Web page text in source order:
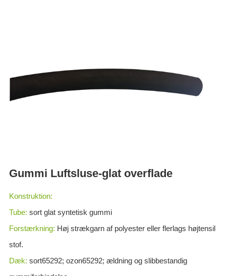
IT
Gummi Luftsluse-glat overflade
Konstruktion:
Tube: sort glat syntetisk gummi
Forstærkning: Høj strækgarn af polyester eller flerlags højtensil
stof.
Dæk: sort65292; ozon65292; ældning og slibbestandig